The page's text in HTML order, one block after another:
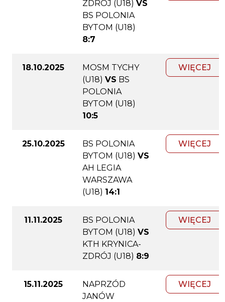
ZDRÓJ (U18) VS
BS POLONIA
BYTOM (U18)
8:7
18.10.2025
MOSM TYCHY
(U18) VS BS
POLONIA
BYTOM (U18)
10:5
WIĘCEJ
25.10.2025
BS POLONIA
BYTOM (U18) VS
AH LEGIA
WARSZAWA
(U18) 14:1
WIĘCEJ
11.11.2025
BS POLONIA
BYTOM (U18) VS
KTH KRYNICA-
ZDRÓJ (U18) 8:9
WIĘCEJ
15.11.2025
NAPRZÓD
JANÓW
WIĘCEJ